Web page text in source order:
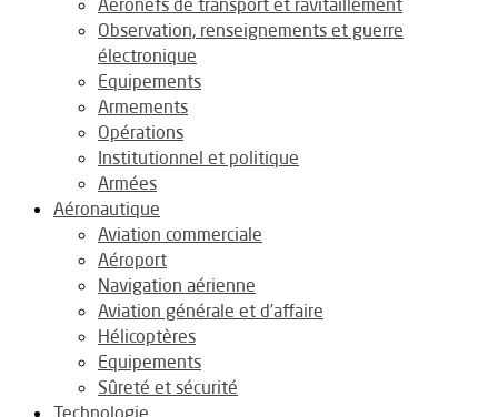
Aeronefs de transport et ravitaillement
Observation, renseignements et guerre
électronique
Equipements
Armements
Opérations
Institutionnel et politique
Armées
Aéronautique
Aviation commerciale
Aéroport
Navigation aérienne
Aviation générale et d’affaire
Hélicoptères
Equipements
Sûreté et sécurité
Technologie